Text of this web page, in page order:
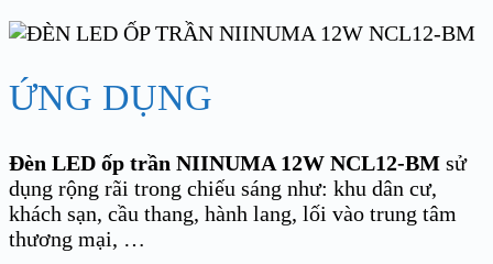
ỨNG DỤNG
Đèn LED ốp trần NIINUMA 12W NCL12-BM sử
dụng rộng rãi trong chiếu sáng như: khu dân cư,
khách sạn, cầu thang, hành lang, lối vào trung tâm
thương mại, …